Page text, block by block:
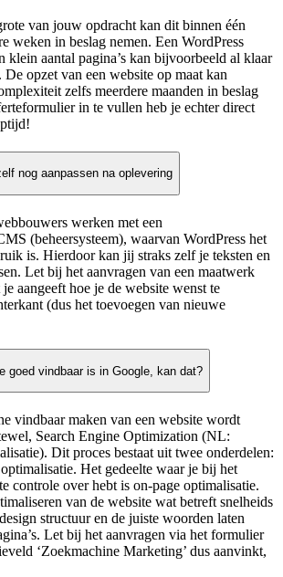
van jouw opdracht kan dit binnen één
weken in beslag nemen. Een WordPress
klein aantal pagina’s kan bijvoorbeeld al klaar
opzet van een website op maat kan
zelfs meerdere maanden in beslag
in te vullen heb je echter direct
nog aanpassen na oplevering
werken met een
(beheersysteem), waarvan WordPress het
is. Hierdoor kan jij straks zelf je teksten en
Let bij het aanvragen van een maatwerk
aangeeft hoe je de website wenst te
(dus het toevoegen van nieuwe
goed vindbaar is in Google, kan dat?
vindbaar maken van een website wordt
Search Engine Optimization (NL:
Dit proces bestaat uit twee onderdelen:
Het gedeelte waar je bij het
controle over hebt is on-page optimalisatie.
van de website wat betreft snelheids
structuur en de juiste woorden laten
Let bij het aanvragen via het formulier
‘Zoekmachine Marketing’ dus aanvinkt,